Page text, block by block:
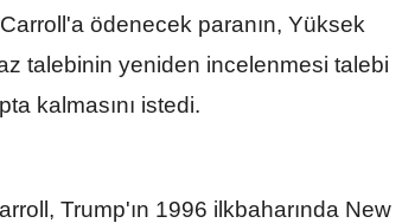
ödenecek paranın, Yüksek
talebinin yeniden incelenmesi talebi
kalmasını istedi.
Trump'ın 1996 ilkbaharında New